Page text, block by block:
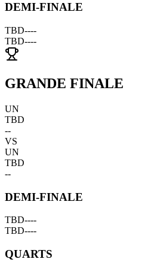
DEMI-FINALE
TBD----
TBD----
GRANDE FINALE
UN
TBD
--
VS
UN
TBD
--
DEMI-FINALE
TBD----
TBD----
QUARTS